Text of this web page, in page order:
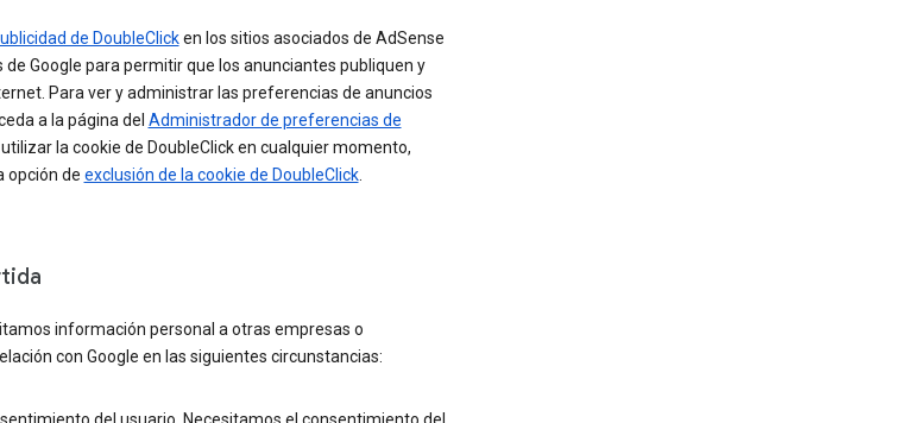
de DoubleClicken los sitios asociados de AdSense
Google para permitir que los anunciantes publiquen y
Para ver y administrar las preferencias de anuncios
a la página del Administrador de preferencias de
utilizar la cookie de DoubleClick en cualquier momento,
opción de exclusión de la cookie de DoubleClick.
información personal a otras empresas o
con Google en las siguientes circunstancias: